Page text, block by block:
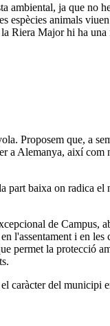
ambiental, ja que no
animals
Riera Major hi ha
Proposem que, a
Alemanya, així
baixa on radica
de Campus,
l'assentament i en
la protecció
caràcter del municipi